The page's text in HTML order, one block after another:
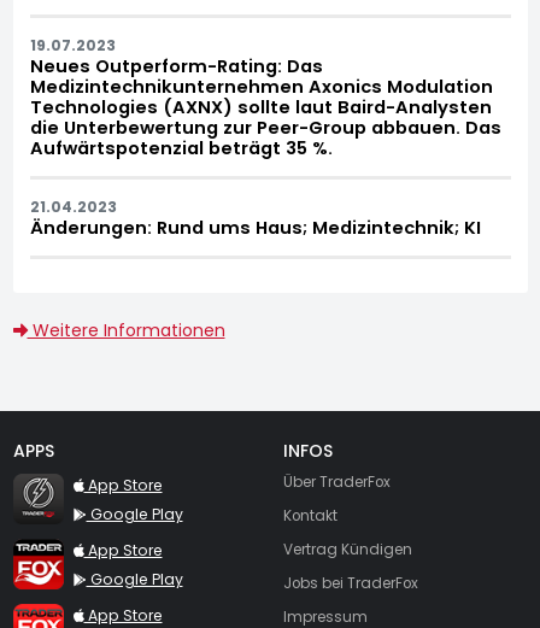
19.07.2023
Neues Outperform-Rating: Das
Medizintechnikunternehmen Axonics Modulation
Technologies (AXNX) sollte laut Baird-Analysten
die Unterbewertung zur Peer-Group abbauen. Das
Aufwärtspotenzial beträgt 35 %.
21.04.2023
Änderungen: Rund ums Haus; Medizintechnik; KI
Weitere Informationen
APPS
TraderFox Flash
App Store
Google Play
TraderFox App
App Store
Google Play
TraderFox Pro
App Store
INFOS
Über TraderFox
Kontakt
Vertrag Kündigen
Jobs bei TraderFox
Impressum